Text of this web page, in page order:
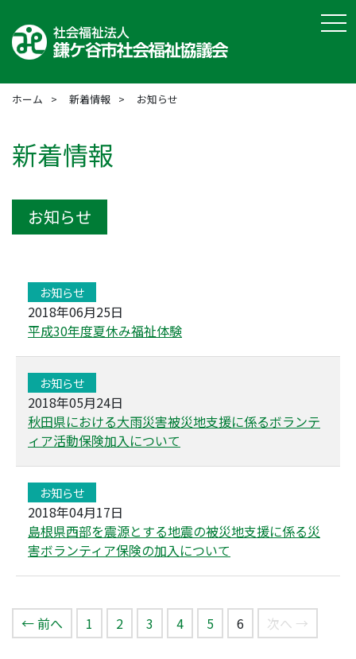
ホーム 新着情報 お知らせ
新着情報
お知らせ
お知らせ
2018年06月25日
平成30年度夏休み福祉体験
お知らせ
2018年05月24日
秋田県における大雨災害被災地支援に係るボランテ
ィア活動保険加入について
お知らせ
2018年04月17日
島根県西部を震源とする地震の被災地支援に係る災
害ボランティア保険の加入について
← 前へ 1 2 3 4 5 6 （このページ）
次へ →